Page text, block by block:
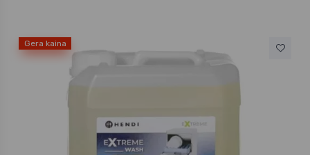
Gera kaina